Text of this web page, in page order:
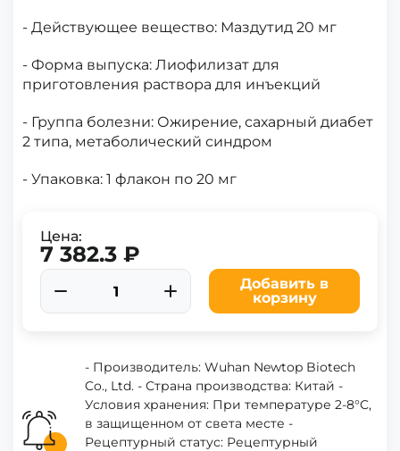
- Действующее вещество: Маздутид 20 мг
- Форма выпуска: Лиофилизат для
приготовления раствора для инъекций
- Группа болезни: Ожирение, сахарный диабет
2 типа, метаболический синдром
- Упаковка: 1 флакон по 20 мг
Цена:
7 382.3 ₽
Добавить в
корзину
- Производитель: Wuhan Newtop Biotech
Co., Ltd. - Страна производства: Китай -
Условия хранения: При температуре 2-8°C,
в защищенном от света месте -
Рецептурный статус: Рецептурный